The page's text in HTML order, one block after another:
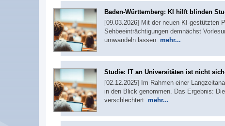
Baden-Württemberg: KI hilft blinden
[09.03.2026] Mit der neuen KI-gestützten
Sehbeeinträchtigungen demnächst
umwandeln lassen. mehr...
Studie: IT an Universitäten ist nicht
[02.12.2025] Im Rahmen einer
in den Blick genommen. Das Ergebnis:
verschlechtert. mehr...